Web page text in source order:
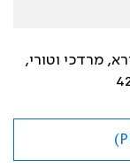
מרדכי וטורי,